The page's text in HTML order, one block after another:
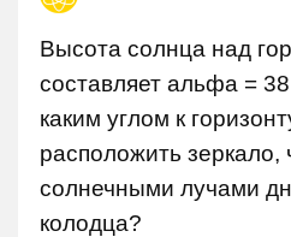
Высота солнца над
составляет альфа =
каким углом к
расположить зеркало,
солнечными лучами
колодца?